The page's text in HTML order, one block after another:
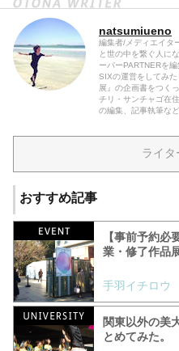
natsumiueno
編集者/メディエイタ
と世の中を繋ぐ人に
ーパーPARTNERを
SIXの運営をしてみ
展』の企画書をつく
チリ・サンチャゴ在
の編集、記事執筆など
ライ
おすすめ記事
【事前予約必
業・修了作品
手羽イチロウ
関東以外の美
とめてみた。